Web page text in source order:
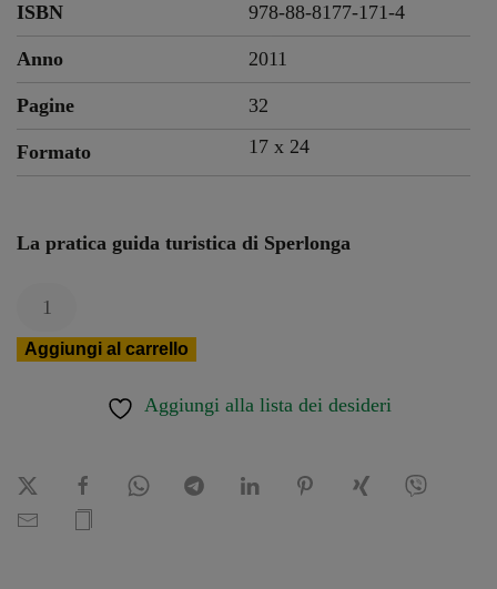
ISBN 978-88-8177-171-4
Anno 2011
Pagine 32
Formato 17 x 24
La pratica guida turistica di Sperlonga
Sperlonga
quantità
Aggiungi al carrello
Aggiungi alla lista dei desideri